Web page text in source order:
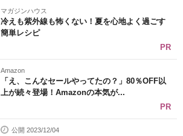
マガジンハウス
冷えも紫外線も怖くない！夏を心地よく過ごす
簡単レシピ
PR
Amazon
「え、こんなセールやってたの？」80％OFF以
上が続々登場！Amazonの本気が...
PR
公開 2023/12/04